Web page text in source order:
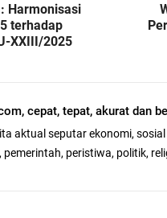
Harmonisasi
terhadap
XXIII/2025
cepat, tepat, akurat dan
aktual seputar ekonomi,
pemerintah, peristiwa, politik,